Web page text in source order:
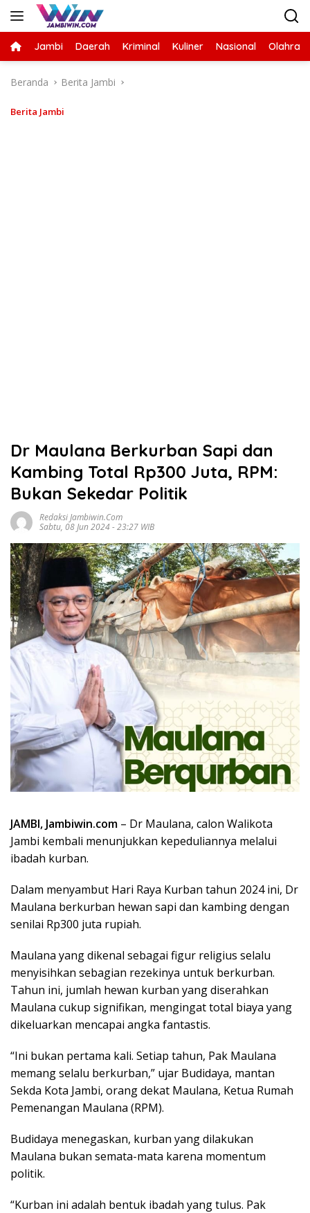
Langsung
Jambi Daerah Kriminal Kuliner Nasional
Beranda Berita Jambi
Berita Jambi
Dr Maulana Berkurban Sapi dan
Kambing Total Rp300 Juta, RPM:
Bukan Sekedar Politik
Redaksi Jambiwin.com
Sabtu, 08 Jun 2024 - 23:27 WIB
JAMBI, Jambiwin.com – Dr Maulana, calon Walikota
Jambi kembali menunjukkan kepeduliannya melalui
ibadah kurban.
Dalam menyambut Hari Raya Kurban tahun 2024 ini, Dr
Maulana berkurban hewan sapi dan kambing dengan
senilai Rp300 juta rupiah.
Maulana yang dikenal sebagai figur religius selalu
menyisihkan sebagian rezekinya untuk berkurban.
Tahun ini, jumlah hewan kurban yang diserahkan
Maulana cukup signifikan, mengingat total biaya yang
dikeluarkan mencapai angka fantastis.
“Ini bukan pertama kali. Setiap tahun, Pak Maulana
memang selalu berkurban,” ujar Budidaya, mantan
Sekda Kota Jambi, orang dekat Maulana, Ketua Rumah
Pemenangan Maulana (RPM).
Budidaya menegaskan, kurban yang dilakukan
Maulana bukan semata-mata karena momentum
politik.
“Kurban ini adalah bentuk ibadah yang tulus. Pak